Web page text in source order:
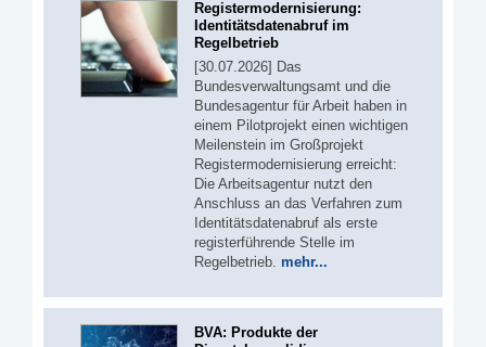
Registermodernisierung:
Identitätsdatenabruf im
Regelbetrieb
[30.07.2026] Das
Bundesverwaltungsamt und die
Bundesagentur für Arbeit haben in
einem Pilotprojekt einen wichtigen
Meilenstein im Großprojekt
Registermodernisierung erreicht:
Die Arbeitsagentur nutzt den
Anschluss an das Verfahren zum
Identitätsdatenabruf als erste
registerführende Stelle im
Regelbetrieb. mehr...
BVA: Produkte der